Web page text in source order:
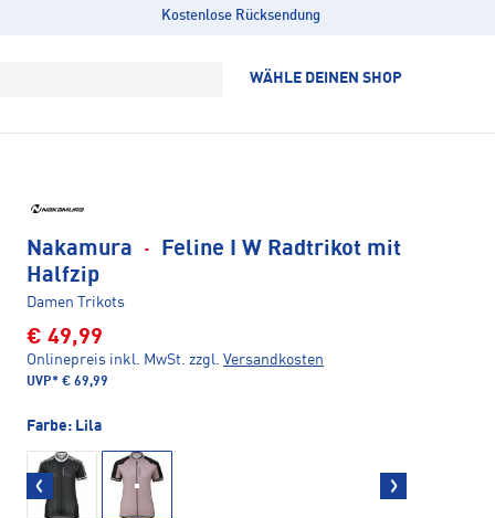
Kostenlose Rücksendung
WÄHLE DEINEN SHOP
Nakamura ·
Feline I W Radtrikot mit
Halfzip
Damen Trikots
€ 49,99
Onlinepreis inkl. MwSt. zzgl. Versandkosten
UVP* € 69,99
Farbe: Lila